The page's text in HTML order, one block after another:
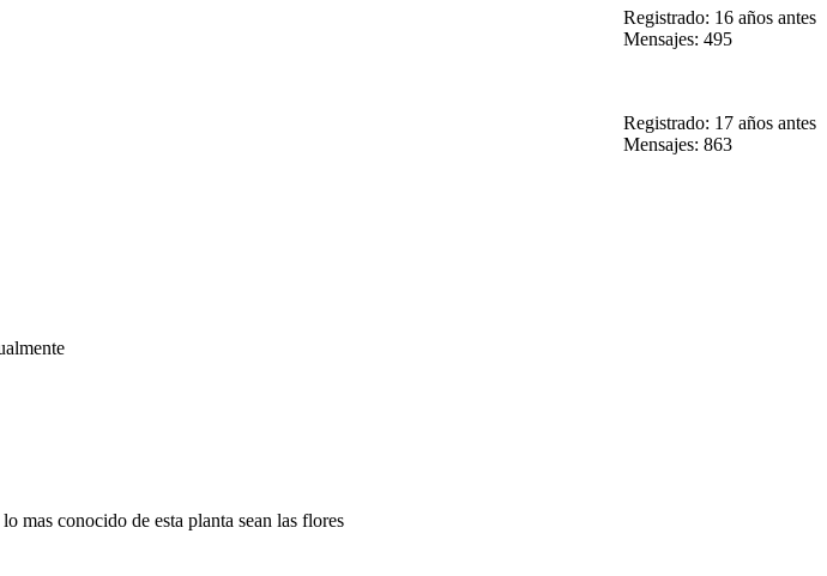
Registrado: 16 años antes
Mensajes: 495
Registrado: 17 años antes
Mensajes: 863
mas conocido de esta planta sean las flores